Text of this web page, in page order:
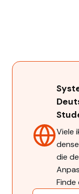
Viele
die
Finde